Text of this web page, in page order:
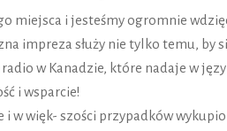
miejsca i jesteśmy ogromnie
impreza służy nie tylko temu, by
w Kanadzie, które nadaje w
i wsparcie!
i w więk- szości przypadków